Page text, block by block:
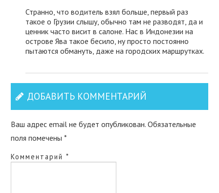
Странно, что водитель взял больше, первый раз
такое о Грузии слышу, обычно там не разводят, да и
ценник часто висит в салоне. Нас в Индонезии на
острове Ява такое бесило, ну просто постоянно
пытаются обмануть, даже на городских маршрутках.
ДОБАВИТЬ КОММЕНТАРИЙ
Ваш адрес email не будет опубликован. Обязательные
поля помечены*
Комментарий*